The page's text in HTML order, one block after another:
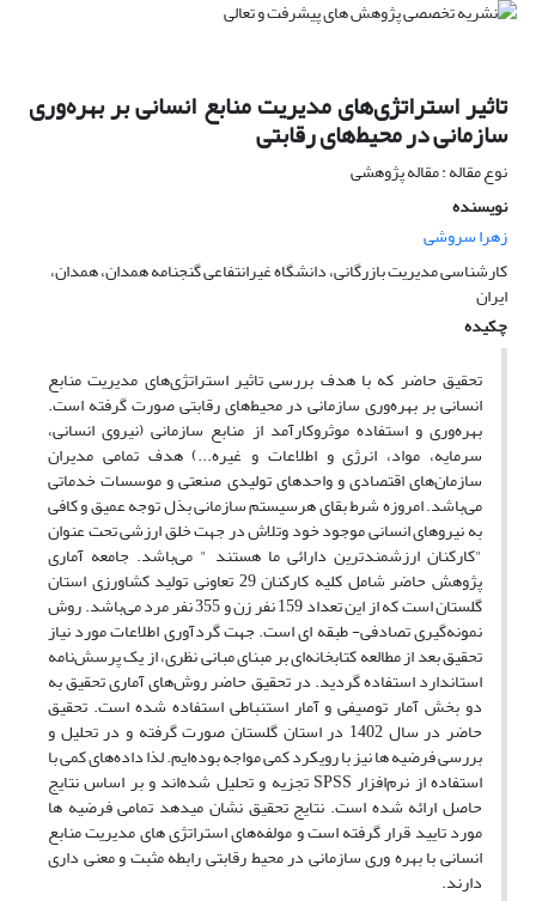
تاثیر استراتژی‌های مدیریت منابع انسانی بر بهره‌وری
سازمانی در محیط‌های رقابتی
نوع مقاله : مقاله پژوهشی
نویسنده
زهرا سروشی
کارشناسی مدیریت بازرگانی، دانشگاه غیرانتفاعی گنجنامه همدان، همدان،
ایران
چکیده
تحقیق حاضر که با هدف بررسی تاثیر استراتژی‌های مدیریت منابع
انسانی بر بهره‌وری سازمانی در محیط‌های رقابتی صورت گرفته است.
بهره‌وری و استفاده موثروکارآمد از منابع سازمانی (نیروی انسانی،
سرمایه، مواد، انرژی و اطلاعات و غیره...) هدف تمامی مدیران
سازمان‌های اقتصادی و واحدهای تولیدی صنعتی و موسسات خدماتی
می‌باشد. امروزه شرط بقای هرسیستم سازمانی بذل توجه عمیق و کافی
به نیروهای انسانی موجود خود وتلاش در جهت خلق ارزشی تحت عنوان
"کارکنان ارزشمند‌ترین دارائی ما هستند " می‌باشد. جامعه آماری
پژوهش حاضر شامل کلیه کارکنان 29 تعاونی تولید کشاورزی استان
گلستان است که از این تعداد 159 نفر زن و 355 نفر مرد می‌باشد. روش
نمونه‌گیری تصادفی- طبقه ای است. جهت گردآوری اطلاعات مورد نیاز
تحقیق بعد از مطالعه کتابخانه‌ای بر مبنای مبانی نظری، از یک پرسش‌نامه
استاندارد استفاده گردید. در تحقیق حاضر روش‌های آماری تحقیق به
دو بخش آمار توصیفی و آمار استنباطی استفاده شده است. تحقیق
حاضر در سال 1402 در استان گلستان صورت گرفته و در تحلیل و
بررسی فرضیه ها نیز با رویکرد کمی مواجه بوده‌ایم. لذا داده‌های کمی با
استفاده از نرم‌افزار SPSS تجزیه و تحلیل شده‌اند و بر اساس نتایج
حاصل ارائه شده است. نتایج تحقیق نشان میدهد تمامی فرضیه ها
مورد تایید قرار گرفته است و مولفه‌های استراتژی های مدیریت منابع
انسانی با بهره وری سازمانی در محیط رقابتی رابطه مثبت و معنی داری
دارند.